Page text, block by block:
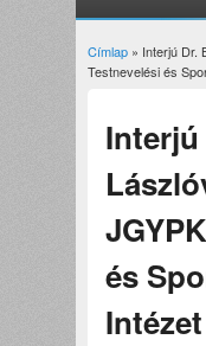
Jelenlegi
Címlap» Interjú Dr.
Testnevelési és
és